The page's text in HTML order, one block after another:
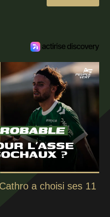
a choisi ses 11